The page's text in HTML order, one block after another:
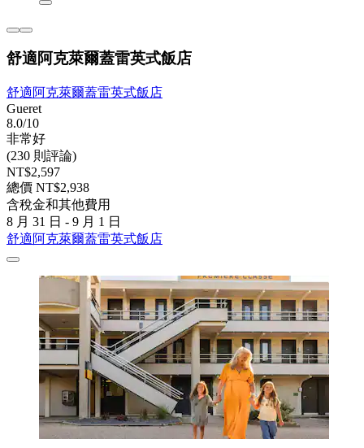
舒適阿克萊爾蓋雷英式飯店
舒適阿克萊爾蓋雷英式飯店
Gueret
8.0/10
非常好
(230 則評論)
NT$2,597
總價 NT$2,938
含稅金和其他費用
8 月 31 日 - 9 月 1 日
舒適阿克萊爾蓋雷英式飯店